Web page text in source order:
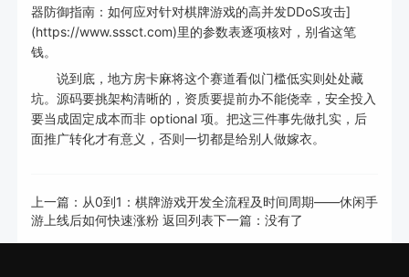
器防御指南：如何应对针对棋牌游戏的高并发DDoS攻击]
(https://www.sssct.com)里的参数表逐项核对，别省这笔
钱。
说到底，地方房卡麻将这个赛道看似门槛低实则处处藏
坑。源码要挑架构清晰的，资质要提前办不能侥幸，安全投入
要当成固定成本而非 optional 项。把这三件事先做扎实，后
面推广转化才有意义，否则一切都是给别人做嫁衣。
上一篇： 从0到1：棋牌游戏开发全流程及时间周期——休闲手
游上线后如何快速涨粉 返回列表下一篇：没有了